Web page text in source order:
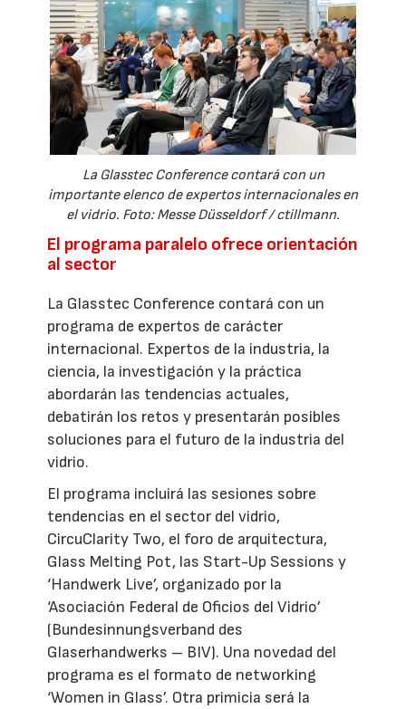
La Glasstec Conference contará con un
importante elenco de expertos internacionales en
el vidrio. Foto: Messe Düsseldorf / ctillmann.
El programa paralelo ofrece orientación
al sector
La Glasstec Conference contará con un
programa de expertos de carácter
internacional. Expertos de la industria, la
ciencia, la investigación y la práctica
abordarán las tendencias actuales,
debatirán los retos y presentarán posibles
soluciones para el futuro de la industria del
vidrio.
El programa incluirá las sesiones sobre
tendencias en el sector del vidrio,
CircuClarity Two, el foro de arquitectura,
Glass Melting Pot, las Start-Up Sessions y
‘Handwerk Live’, organizado por la
‘Asociación Federal de Oficios del Vidrio’
(Bundesinnungsverband des
Glaserhandwerks – BIV). Una novedad del
programa es el formato de networking
‘Women in Glass’. Otra primicia será la